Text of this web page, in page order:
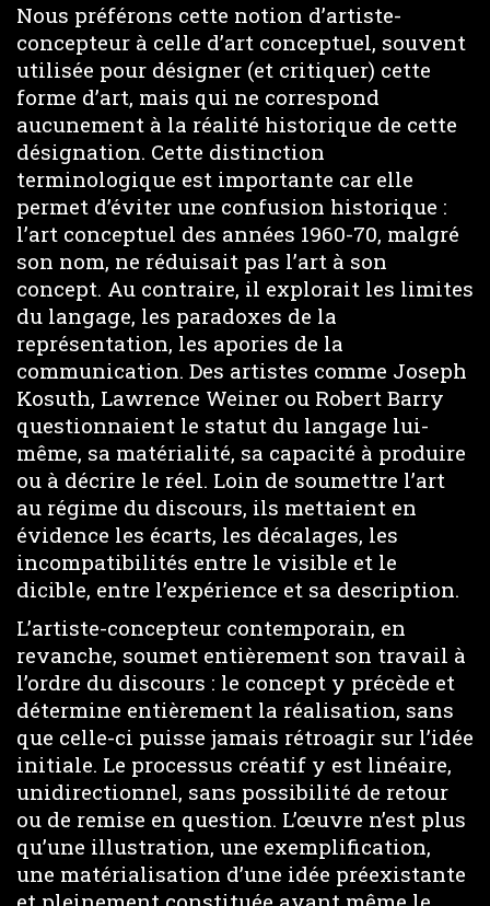
Nous préférons cette notion d’artiste-
concepteur à celle d’art conceptuel, souvent
utilisée pour désigner (et critiquer) cette
forme d’art, mais qui ne correspond
aucunement à la réalité historique de cette
désignation. Cette distinction
terminologique est importante car elle
permet d’éviter une confusion historique :
l’art conceptuel des années 1960-70, malgré
son nom, ne réduisait pas l’art à son
concept. Au contraire, il explorait les limites
du langage, les paradoxes de la
représentation, les apories de la
communication. Des artistes comme Joseph
Kosuth, Lawrence Weiner ou Robert Barry
questionnaient le statut du langage lui-
même, sa matérialité, sa capacité à produire
ou à décrire le réel. Loin de soumettre l’art
au régime du discours, ils mettaient en
évidence les écarts, les décalages, les
incompatibilités entre le visible et le
dicible, entre l’expérience et sa description.
L’artiste-concepteur contemporain, en
revanche, soumet entièrement son travail à
l’ordre du discours : le concept y précède et
détermine entièrement la réalisation, sans
que celle-ci puisse jamais rétroagir sur l’idée
initiale. Le processus créatif y est linéaire,
unidirectionnel, sans possibilité de retour
ou de remise en question. L’œuvre n’est plus
qu’une illustration, une exemplification,
une matérialisation d’une idée préexistante
et pleinement constituée avant même le